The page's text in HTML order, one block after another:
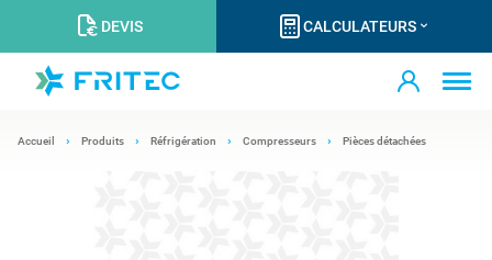
DEVIS CALCULATEURS
Accueil Produits Réfrigération Compresseurs Pièces détachées